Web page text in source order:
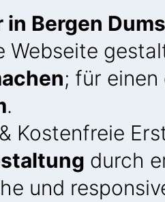
in Bergen
Webseite
; für
.
Kostenfreie
durch
und